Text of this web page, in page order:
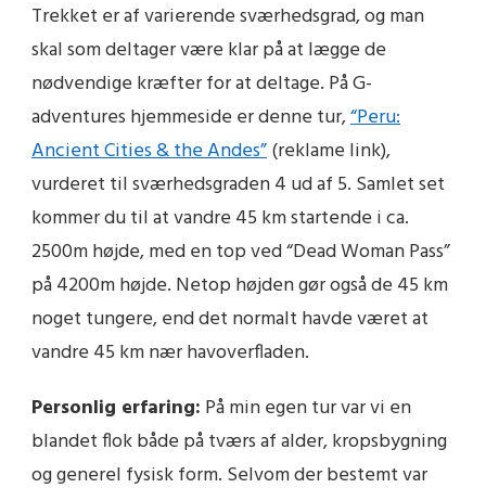
Trekket er af varierende sværhedsgrad, og man
skal som deltager være klar på at lægge de
nødvendige kræfter for at deltage. På G-
adventures hjemmeside er denne tur,“Peru:
Ancient Cities & the Andes”(reklame link),
vurderet til sværhedsgraden 4 ud af 5. Samlet set
kommer du til at vandre 45 km startende i ca.
2500m højde, med en top ved “Dead Woman Pass”
på 4200m højde. Netop højden gør også de 45 km
noget tungere, end det normalt havde været at
vandre 45 km nær havoverfladen.
Personlig erfaring: På min egen tur var vi en
blandet flok både på tværs af alder, kropsbygning
og generel fysisk form. Selvom der bestemt var